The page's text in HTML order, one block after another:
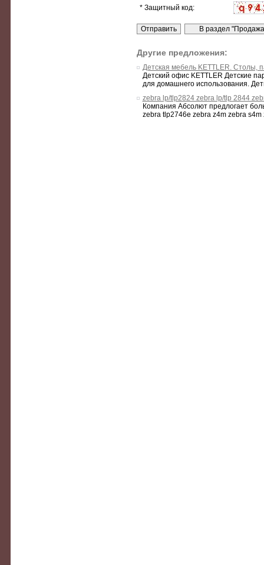
* Защитный код:
Другие предложения:
Детская мебель KETTLER. Столы,
Детский офис KETTLER Детские
для домашнего использования.
zebra lp/tlp2824 zebra lp/tlp 2844
Компания Абсолют предлогает
zebra tlp2746e zebra z4m zebra